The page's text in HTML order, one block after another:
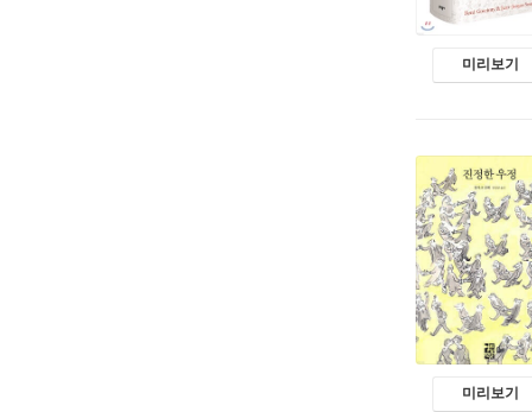
미리보기
미리보기